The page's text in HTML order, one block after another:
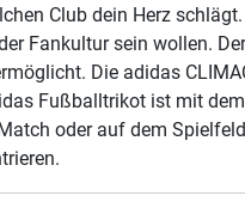
Club dein Herz
Fankultur sein wollen.
Die adidas
Fußballtrikot ist mit
oder auf dem